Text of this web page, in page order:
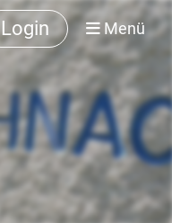
Login Menü